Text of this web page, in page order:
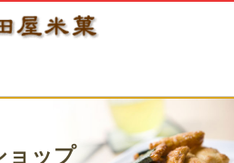
ョップ